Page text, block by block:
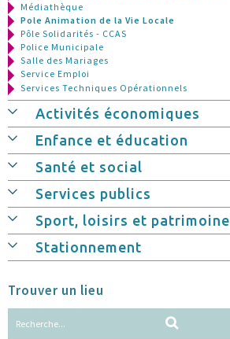
Médiathèque
Pole Animation de la Vie Locale
Pôle Solidarités - CCAS
Police Municipale
Salle des Mariages
Service Emploi
Services Techniques Opérationnels
Activités économiques
Enfance et éducation
Santé et social
Services publics
Sport, loisirs et patrimoine
Stationnement
Trouver un lieu